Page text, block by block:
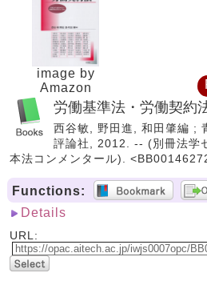
image by
Amazon
労働基準法・労働契約
西谷敏, 野田進, 和田肇編 ;
評論社, 2012. -- (別冊法学
本法コンメンタール).
Functions:
Details
URL: